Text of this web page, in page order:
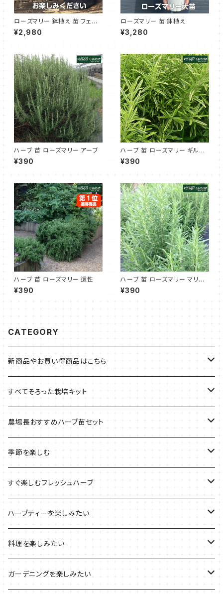
ローズマリー 鉢植え 苗 フェルト
プランター入り 立性
¥2,980
ローズマリー 苗 鉢植え
¥3,280
ハーブ 苗 ローズマリー アーブ
¥390
ハーブ 苗 ローズマリー ギルテ
ッド
¥390
ハーブ 苗 ローズマリー 這性
¥390
ハーブ 苗 ローズマリー マリン
ブルー
¥390
CATEGORY
新商品やお買い得商品はこちら
今イチオシの商品
季節のおすすめ商品
すべてそろった栽培キット
フェルトプランターの栽培キット
ルーツポーチの栽培キット
ブリキプランターの栽培キット
木製プランターの栽培キット
プラ製プランターの栽培キット
その他のプランターの栽培キット
農場長おすすめハーブ苗セット
農場長おすすめセット
おすすめの寄せ植え
季節を楽しむ
2022年のお正月
2022年の母の日
2021年の敬老の日
2021年のハロウィン
すぐ楽しむフレッシュハーブ
ハーブミックス
ハーブブーケ
フレッシュハーブ
ハーブティーを楽しみたい
ハーブティーの定番ハーブ
リラックスしたい時に
料理を楽しみたい
料理の定番ハーブ
ガーデニングを楽しみたい